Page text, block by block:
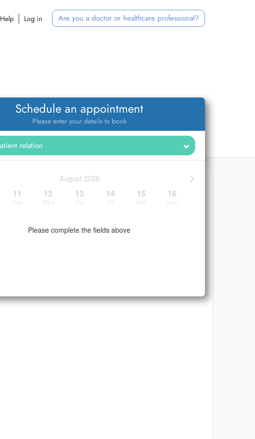
Help Log in Are you a doctor or healthcare professional?
Schedule an appointment
Please enter your details to book
>
August 2026
11 12 13 14 15 16
Please complete the fields above